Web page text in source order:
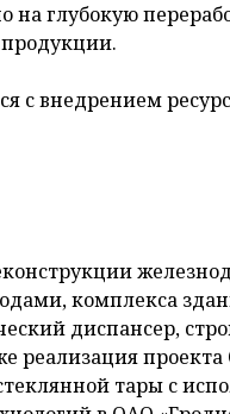
на глубокую
продукции.
с внедрением
комплекса
диспансер,
реализация проекта
тары с